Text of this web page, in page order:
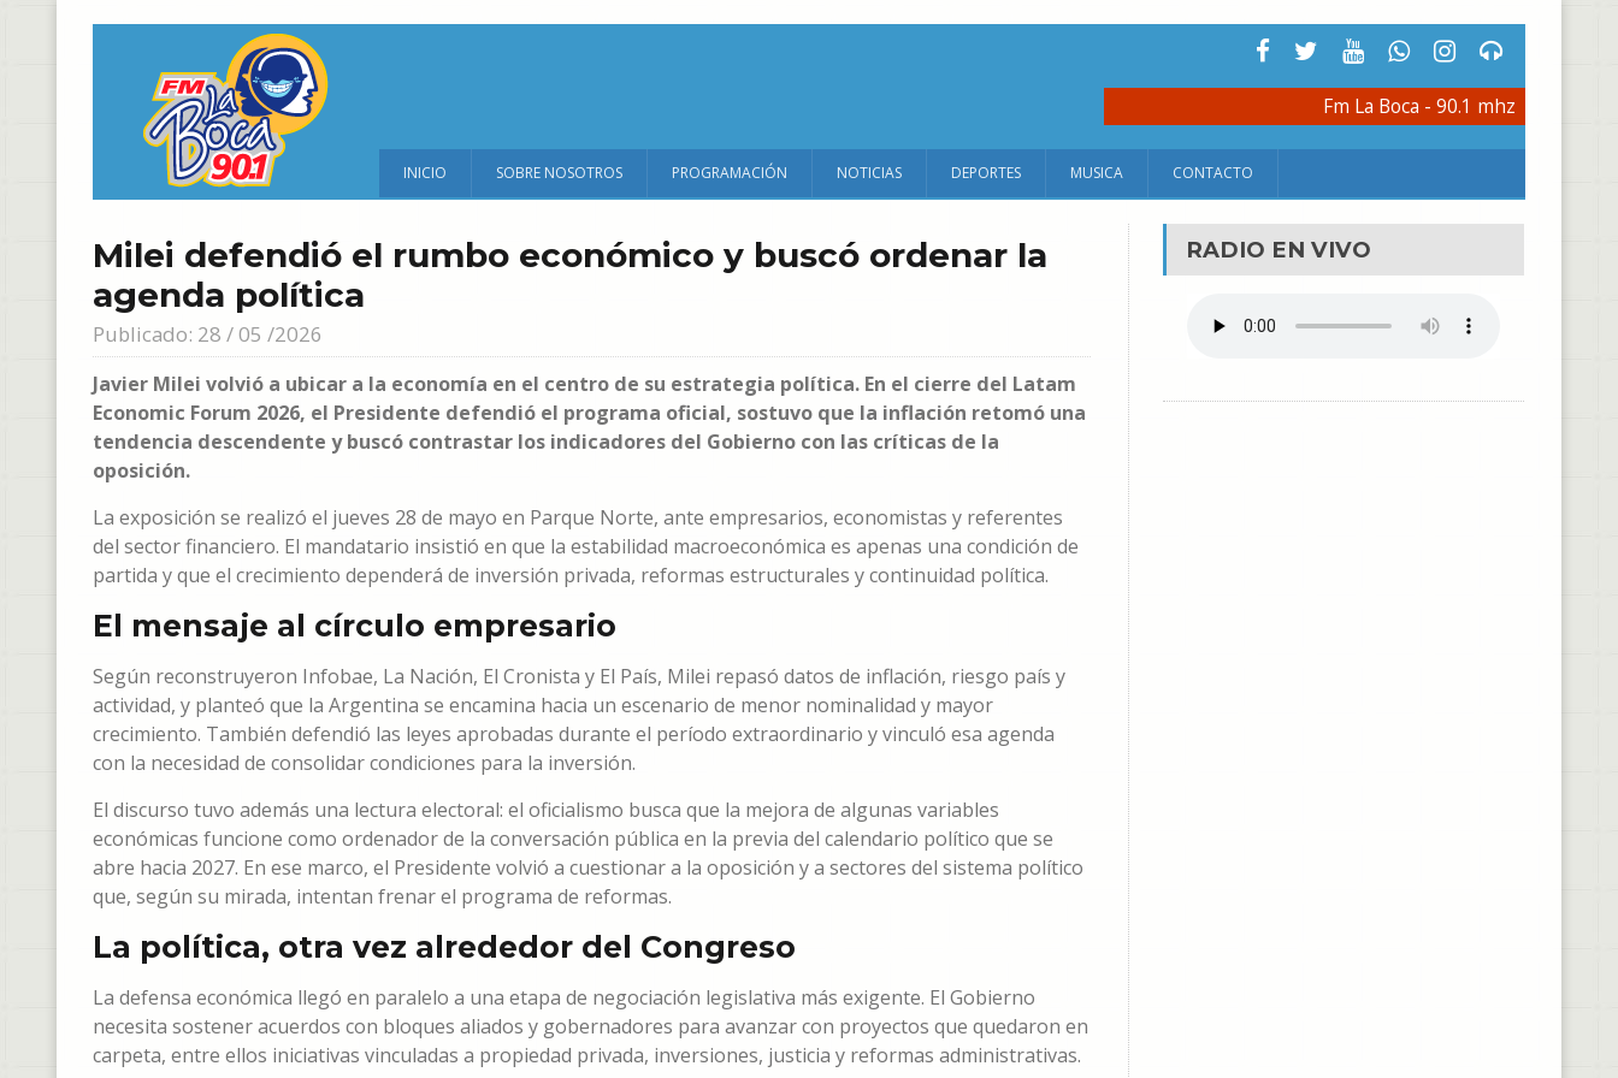
Fm La Boca - 90.1 mhz
INICIO SOBRE NOSOTROS PROGRAMACIÓN NOTICIAS DEPORTES MUSICA CONTACTO
Milei defendió el rumbo económico y buscó ordenar la
agenda política
Publicado: 28 / 05 /2026
Javier Milei volvió a ubicar a la economía en el centro de su estrategia política. En el cierre del Latam
Economic Forum 2026, el Presidente defendió el programa oficial, sostuvo que la inflación retomó una
tendencia descendente y buscó contrastar los indicadores del Gobierno con las críticas de la
oposición.
La exposición se realizó el jueves 28 de mayo en Parque Norte, ante empresarios, economistas y referentes
del sector financiero. El mandatario insistió en que la estabilidad macroeconómica es apenas una condición de
partida y que el crecimiento dependerá de inversión privada, reformas estructurales y continuidad política.
El mensaje al círculo empresario
Según reconstruyeron Infobae, La Nación, El Cronista y El País, Milei repasó datos de inflación, riesgo país y
actividad, y planteó que la Argentina se encamina hacia un escenario de menor nominalidad y mayor
crecimiento. También defendió las leyes aprobadas durante el período extraordinario y vinculó esa agenda
con la necesidad de consolidar condiciones para la inversión.
El discurso tuvo además una lectura electoral: el oficialismo busca que la mejora de algunas variables
económicas funcione como ordenador de la conversación pública en la previa del calendario político que se
abre hacia 2027. En ese marco, el Presidente volvió a cuestionar a la oposición y a sectores del sistema político
que, según su mirada, intentan frenar el programa de reformas.
La política, otra vez alrededor del Congreso
La defensa económica llegó en paralelo a una etapa de negociación legislativa más exigente. El Gobierno
necesita sostener acuerdos con bloques aliados y gobernadores para avanzar con proyectos que quedaron en
carpeta, entre ellos iniciativas vinculadas a propiedad privada, inversiones, justicia y reformas administrativas.
RADIO EN VIVO